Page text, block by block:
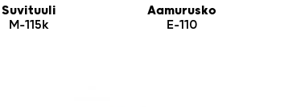
Suvituuli
M-115k
Aamurusko
E-110